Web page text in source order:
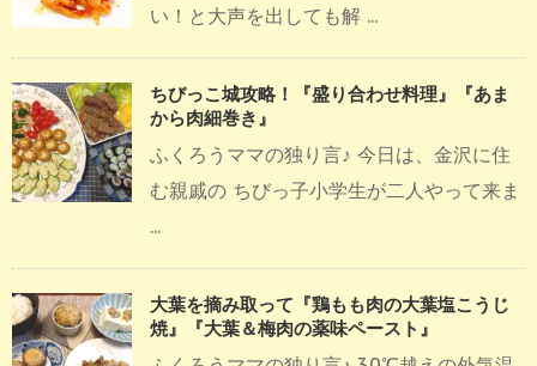
い！と大声を出しても解 ...
ちびっこ城攻略！『盛り合わせ料理』『あま
から肉細巻き』
ふくろうママの独り言♪ 今日は、金沢に住
む親戚の ちびっ子小学生が二人やって来ま
...
大葉を摘み取って『鶏もも肉の大葉塩こうじ
焼』『大葉＆梅肉の薬味ペースト』